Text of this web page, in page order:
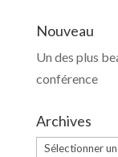
Nouveau
Un des plus
conférence
Archives
Archives